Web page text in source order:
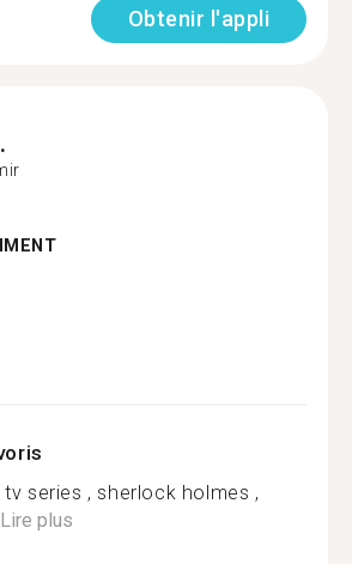
Obtenir l'appli
series , sherlock holmes ,
Lire plus